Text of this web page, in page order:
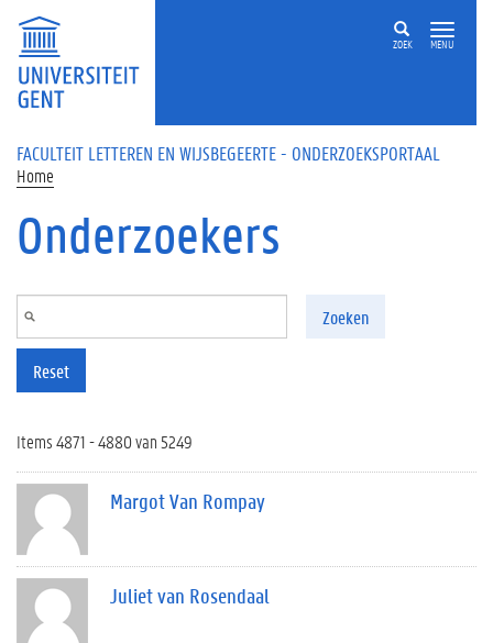
Overslaan en naar de inhoud gaan
ZOEK MENU
FACULTEIT LETTEREN EN WIJSBEGEERTE - ONDERZOEKSPORTAAL
Home
Onderzoekers
Zoeken
Reset
Items 4871 - 4880 van 5249
Margot Van Rompay
Juliet van Rosendaal